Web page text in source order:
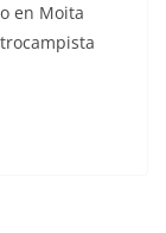
en Moita